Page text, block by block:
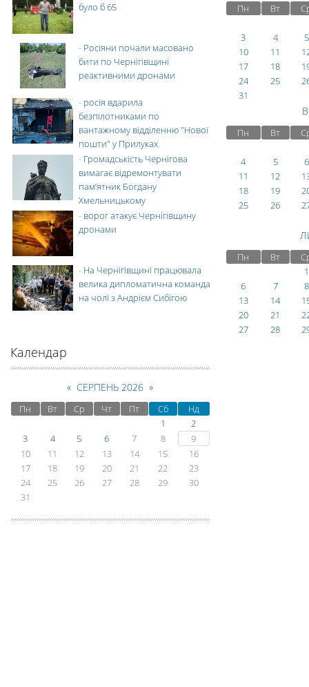
Пн Вт
3 4
5
10
11
17
18
24
25
31
Пн Вт
4 5
6
11
12
18
19
25
26
Пн Вт
1
6
7
8
13
14
20
21
27
28
було б 65
- Росіяни почали масовано
бити по Чернігівщині
реактивними дронами
- росія вдарила
безпілотниками по
вантажному відділенню "Нової
пошти" у Прилуках
- Громадськість Чернігова
вимагає відремонтувати
пам’ятник Богдану
Хмельницькому
- ворог атакує Чернігівщину
дронами
- На Чернігівщині працювала
велика дипломатична команда
на чолі з Андрієм Сибігою
Календар
« СЕРПЕНЬ 2026 »
Пн Вт Ср Чт Пт Сб
Нд
1
2
3
4 5 6 7 8
9
10
11 12 13 14 15
16
17
18 19 20 21 22
23
24
25 26 27 28 29
30
31